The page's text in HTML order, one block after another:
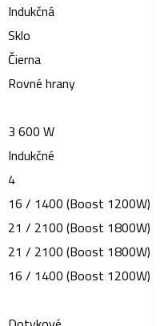
Indukčná
Sklo
Čierna
Rovné hrany
3 600 W
Indukčné
4
16 / 1400 (Boost 1200W)
21 / 2100 (Boost 1800W)
21 / 2100 (Boost 1800W)
16 / 1400 (Boost 1200W)